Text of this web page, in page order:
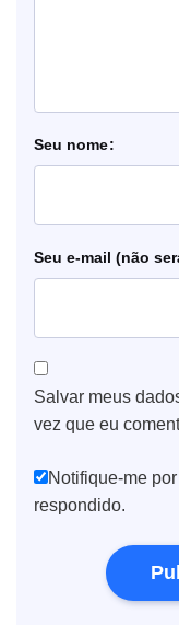
nome
e-mail
Salvar meus
vez que eu
Notifique-me
respondido.